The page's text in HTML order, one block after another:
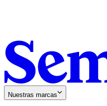
Nuestras marcas